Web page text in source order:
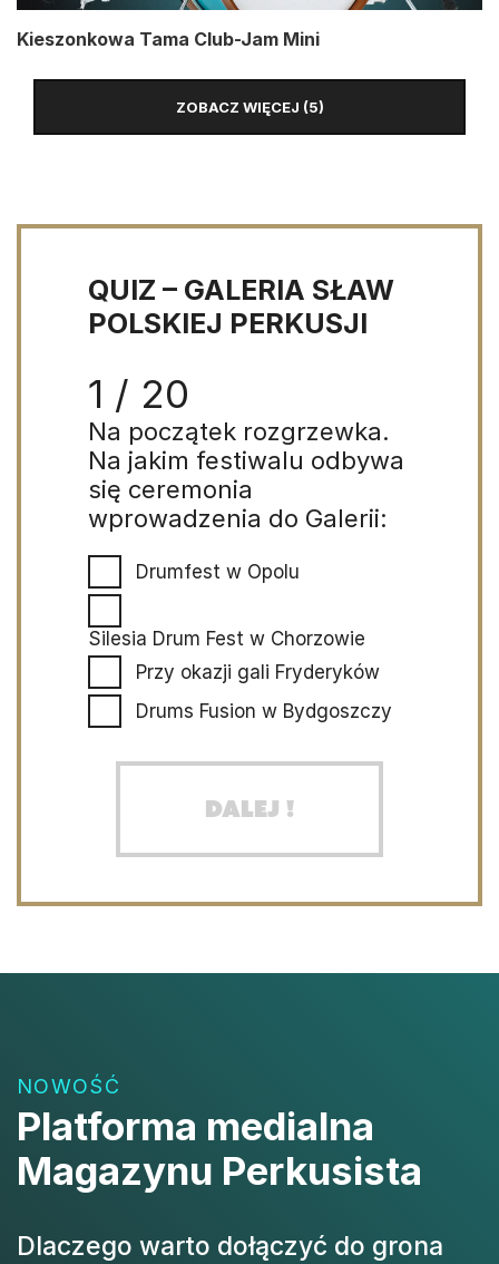
Kieszonkowa Tama Club-Jam Mini
ZOBACZ WIĘCEJ (5)
QUIZ – GALERIA SŁAW
POLSKIEJ PERKUSJI
1 / 20
Na początek rozgrzewka.
Na jakim festiwalu odbywa
się ceremonia
wprowadzenia do Galerii:
Drumfest w Opolu
Silesia Drum Fest w Chorzowie
Przy okazji gali Fryderyków
Drums Fusion w Bydgoszczy
Dalej !
NOWOŚĆ
Platforma medialna
Magazynu Perkusista
Dlaczego warto dołączyć do grona